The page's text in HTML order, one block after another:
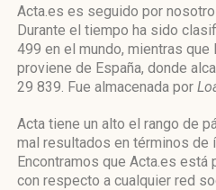
Acta.es es seguido por
Durante el tiempo ha sido
499 en el mundo, mientras
proviene de España, donde
29 839. Fue almacenada por
Acta tiene un alto el rango de
mal resultados en términos de
Encontramos que Acta.es está
con respecto a cualquier red